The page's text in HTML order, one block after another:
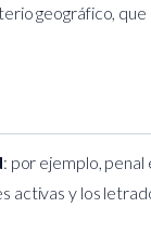
geográfico,
: por ejemplo, penal
activas y los